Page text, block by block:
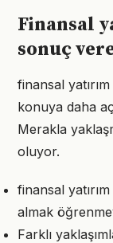
Finansal
sonuç
finansal
konuya daha
Merakla
oluyor.
finansal
almak
Farklı